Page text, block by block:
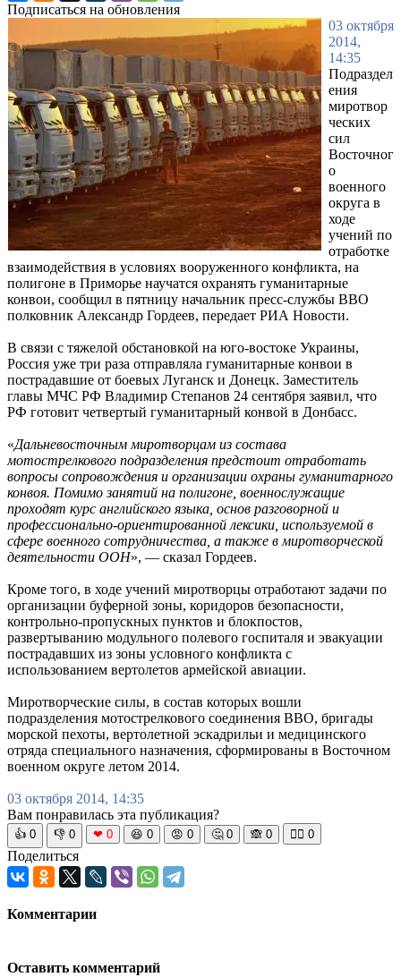
Подписаться на обновления
03 октября
2014,
14:35
Подраздел
ения
миротвор
ческих
сил
Восточног
о
военного
округа в
ходе
учений по
отработке
взаимодействия в условиях вооруженного конфликта, на
полигоне в Приморье научатся охранять гуманитарные
конвои, сообщил в пятницу начальник пресс-службы ВВО
полковник Александр Гордеев, передает РИА Новости.
В связи с тяжелой обстановкой на юго-востоке Украины,
Россия уже три раза отправляла гуманитарные конвои в
пострадавшие от боевых Луганск и Донецк. Заместитель
главы МЧС РФ Владимир Степанов 24 сентября заявил, что
РФ готовит четвертый гуманитарный конвой в Донбасс.
«Дальневосточным миротворцам из состава
мотострелкового подразделения предстоит отработать
вопросы сопровождения и организации охраны гуманитарного
конвоя. Помимо занятий на полигоне, военнослужащие
проходят курс английского языка, основ разговорной и
профессионально-ориентированной лексики, используемой в
сфере военного сотрудничества, а также в миротворческой
деятельности ООН», — сказал Гордеев.
Кроме того, в ходе учений миротворцы отработают задачи по
организации буферной зоны, коридоров безопасности,
контрольно-пропускных пунктов и блокпостов,
развертыванию модульного полевого госпиталя и эвакуации
пострадавших из зоны условного конфликта с
использованием вертолетов армейской авиации.
Миротворческие силы, в состав которых вошли
подразделения мотострелкового соединения ВВО, бригады
морской пехоты, вертолетной эскадрильи и медицинского
отряда специального назначения, сформированы в Восточном
военном округе летом 2014.
03 октября 2014, 14:35
Вам понравилась эта публикация?
👍 0 👎 0 ❤ 0 😆 0 😡 0 🤔 0 🙈 0 🧘‍♀️ 0
Поделиться
Комментарии
Оставить комментарий